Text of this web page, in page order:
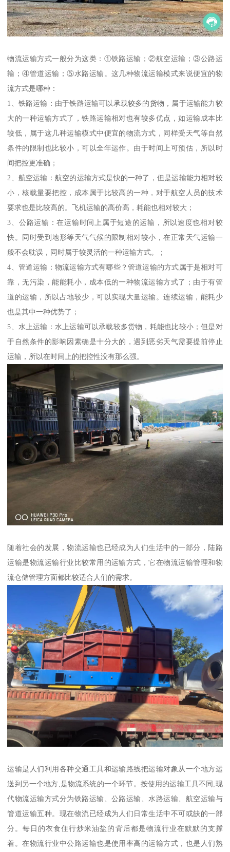
物流运输方式一般分为这类：①铁路运输；②航空运输；③公路运
输；④管道运输；⑤水路运输。这几种物流运输模式来说便宜的物
流方式是哪种：
1、铁路运输：由于铁路运输可以承载较多的货物，属于运输能力较
大的一种运输方式了，铁路运输相对也有较多优点，如运输成本比
较低，属于这几种运输模式中便宜的物流方式，同样受天气等自然
条件的限制也比较小，可以全年运作。由于时间上可预估，所以时
间把控更准确；
2、航空运输：航空的运输方式是快的一种了，但是运输能力相对较
小，核载量要把控，成本属于比较高的一种，对于航空人员的技术
要求也是比较高的。飞机运输的高价高，耗能也相对较大；
3、公路运输：在运输时间上属于短途的运输，所以速度也相对较
快。同时受到地形等天气气候的限制相对较小，在正常天气运输一
般不会耽误，同时属于较灵活的一种运输方式。；
4、管道运输：物流运输方式有哪些？管道运输的方式属于是相对可
靠，无污染，能能耗小，成本低的一种物流运输方式了；由于有管
道的运输，所以占地较少，可以实现大量运输。连续运输，能耗少
也是其中一种优势了；
5、水上运输：水上运输可以承载较多货物，耗能也比较小；但是对
于自然条件的影响因素确是十分大的，遇到恶劣天气需要提前停止
运输，所以在时间上的把控性没有那么强。
随着社会的发展，物流运输也已经成为人们生活中的一部分，陆路
运输是物流运输行业比较常用的运输方式，它在物流运输管理和物
流仓储管理方面都比较适合人们的需求。
运输是人们利用各种交通工具和运输路线把运输对象从一个地方运
送到另一个地方,是物流系统的一个环节。按使用的运输工具不同,现
代物流运输方式分为铁路运输、公路运输、水路运输、航空运输与
管道运输五种。现在物流已经成为人们日常生活中不可或缺的一部
分。每日的衣食住行炒米油盐的背后都是物流行业在默默的支撑
着。在物流行业中公路运输也是使用率高的运输方式，也是人们熟